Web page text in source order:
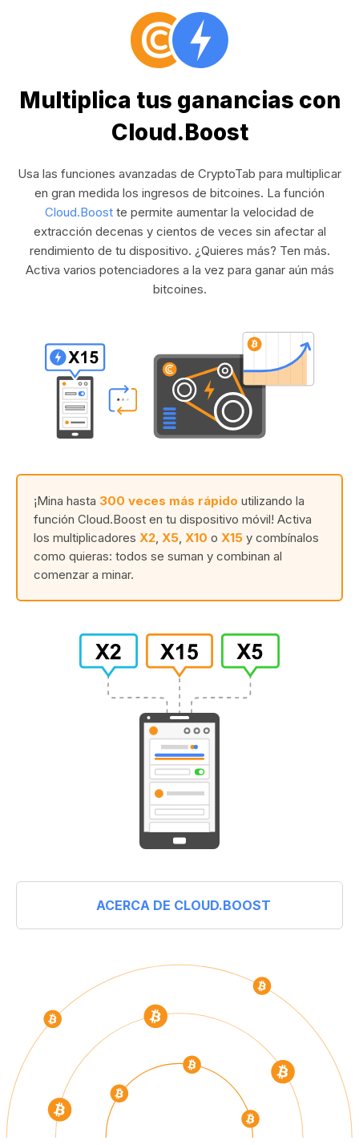
Multiplica tus ganancias con
Cloud.Boost
Usa las funciones avanzadas de CryptoTab para multiplicar
en gran medida los ingresos de bitcoines. La función
Cloud.Boost te permite aumentar la velocidad de
extracción decenas y cientos de veces sin afectar al
rendimiento de tu dispositivo. ¿Quieres más? Ten más.
Activa varios potenciadores a la vez para ganar aún más
bitcoines.
¡Mina hasta 300 veces más rápido utilizando la
función Cloud.Boost en tu dispositivo móvil! Activa
los multiplicadores X2 X5 X10 o X15 y combínalos
como quieras: todos se suman y combinan al
comenzar a minar.
ACERCA DE CLOUD.BOOST